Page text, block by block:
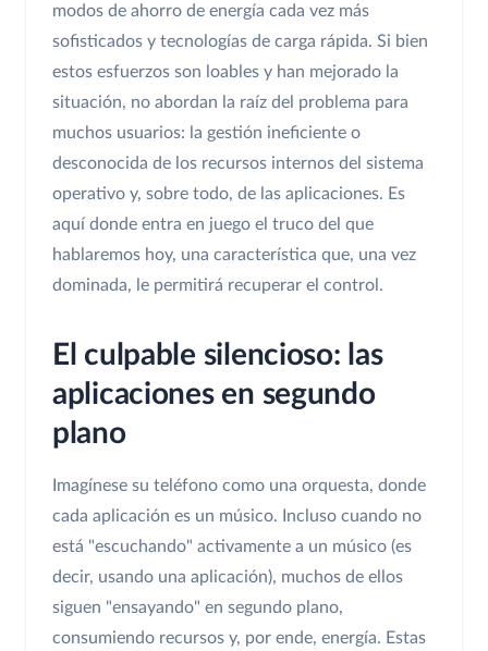
modos de ahorro de energía cada vez más
sofisticados y tecnologías de carga rápida. Si bien
estos esfuerzos son loables y han mejorado la
situación, no abordan la raíz del problema para
muchos usuarios: la gestión ineficiente o
desconocida de los recursos internos del sistema
operativo y, sobre todo, de las aplicaciones. Es
aquí donde entra en juego el truco del que
hablaremos hoy, una característica que, una vez
dominada, le permitirá recuperar el control.
El culpable silencioso: las
aplicaciones en segundo
plano
Imagínese su teléfono como una orquesta, donde
cada aplicación es un músico. Incluso cuando no
está "escuchando" activamente a un músico (es
decir, usando una aplicación), muchos de ellos
siguen "ensayando" en segundo plano,
consumiendo recursos y, por ende, energía. Estas